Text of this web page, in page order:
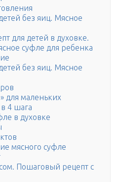
без яиц. Мясное
для детей в духовке.
суфле для ребенка
без яиц. Мясное
для маленьких
4 шага
в духовке
мясного суфле
Пошаговый рецепт с